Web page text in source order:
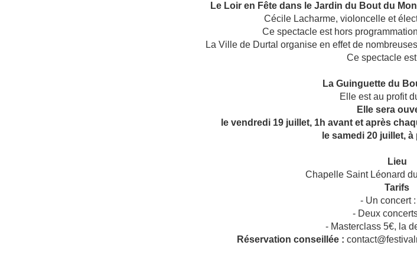
Le Loir en Fête dans le Jardin du Bout du
Cécile Lacharme, violoncelle et
Ce spectacle est hors
La Ville de Durtal organise en effet de
Ce spectacle
La Guinguette du
Elle est au profit
Elle sera
le vendredi 19 juillet, 1h avant et après
le samedi 20 juillet,
Lieu
Chapelle Saint Léonard
Tarifs
- Un concert
- Deux
- Masterclass 5€, la
Réservation conseillée :